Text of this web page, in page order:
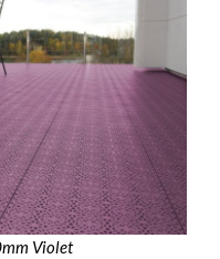
Violet